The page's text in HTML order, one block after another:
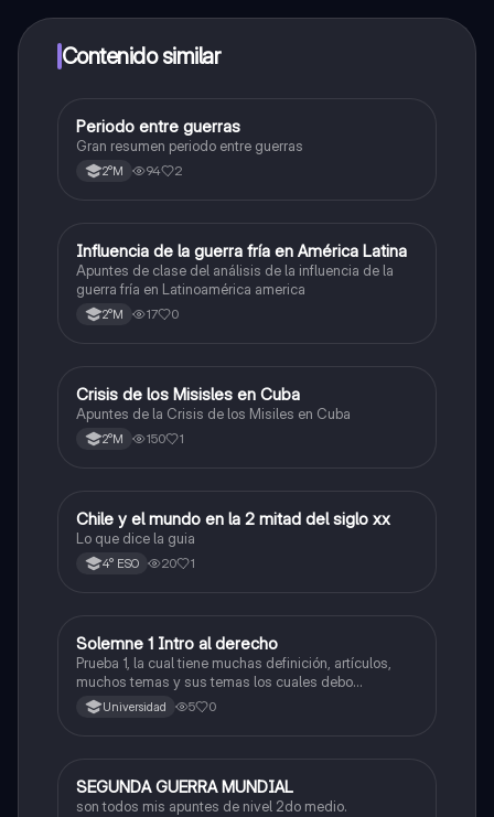
a determinadas funciones.
Contenido similar
Historia
Periodo entre guerras
Gran resumen periodo entre guerras
2°M 94 2
Historia
Influencia de la guerra fría en América Latina
Apuntes de clase del análisis de la influencia de la
guerra fría en Latinoamérica america
2°M 17 0
Historia
Crisis de los Misisles en Cuba
Apuntes de la Crisis de los Misiles en Cuba
2°M 150 1
Historia
Chile y el mundo en la 2 mitad del siglo xx
Lo que dice la guia
4° ESO 20 1
Historia
Solemne 1 Intro al derecho
Prueba 1, la cual tiene muchas definición, artículos,
muchos temas y sus temas los cuales debo
memorizar a la perfecccion
Universidad 5 0
Historia
SEGUNDA GUERRA MUNDIAL
son todos mis apuntes de nivel 2do medio.